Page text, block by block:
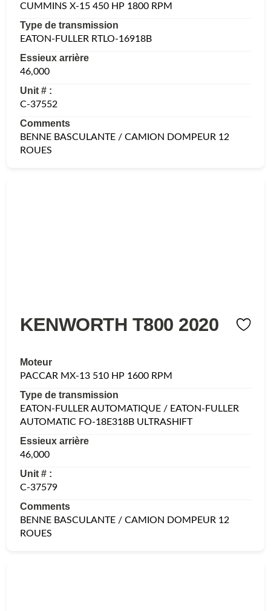
CUMMINS X-15 450 HP 1800 RPM
Type de transmission
EATON-FULLER RTLO-16918B
Essieux arrière
46,000
Unit # :
C-37552
Comments
BENNE BASCULANTE / CAMION DOMPEUR 12
ROUES
KENWORTH T800 2020
Moteur
PACCAR MX-13 510 HP 1600 RPM
Type de transmission
EATON-FULLER AUTOMATIQUE / EATON-FULLER
AUTOMATIC FO-18E318B ULTRASHIFT
Essieux arrière
46,000
Unit # :
C-37579
Comments
BENNE BASCULANTE / CAMION DOMPEUR 12
ROUES